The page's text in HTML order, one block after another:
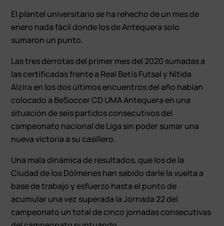
El plantel universitario se ha rehecho de un mes de
enero nada fácil donde los de Antequera solo
sumaron un punto.
Las tres derrotas del primer mes del 2020 sumadas a
las certificadas frente a Real Betis Futsal y Nítida
Alzira en los dos últimos encuentros del año habían
colocado a BeSoccer CD UMA Antequera en una
situación de seis partidos consecutivos del
campeonato nacional de Liga sin poder sumar una
nueva victoria a su casillero.
Una mala dinámica de resultados, que los de la
Ciudad de los Dólmenes han sabido darle la vuelta a
base de trabajo y esfuerzo hasta el punto de
acumular una vez superada la Jornada 22 del
campeonato un total de cinco jornadas consecutivas